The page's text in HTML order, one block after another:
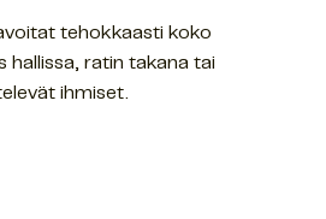
tehokkaasti koko
hallissa, ratin takana tai
ihmiset.